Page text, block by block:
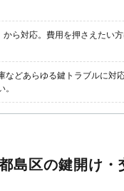
ら対応。費用を押さえたい
などあらゆる鍵トラブルに対
島区の鍵開け・